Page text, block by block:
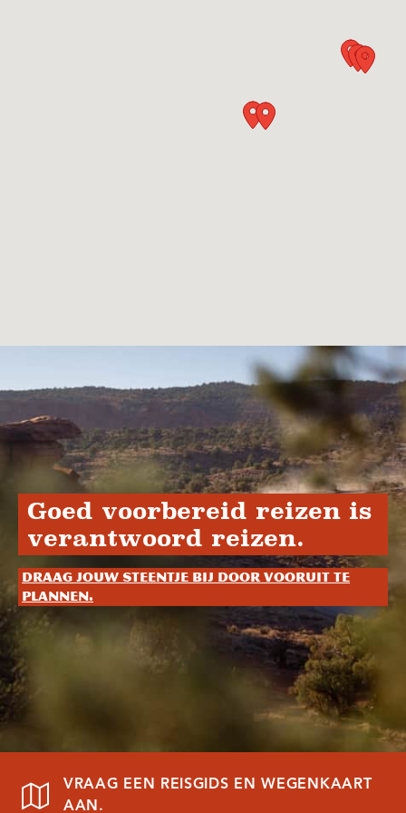
Goed voorbereid reizen is
verantwoord reizen.
Draag jouw steentje bij door vooruit te
plannen.
VRAAG EEN REISGIDS EN WEGENKAART
AAN.